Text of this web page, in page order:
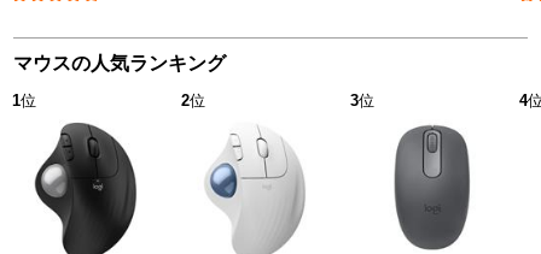
マウスの人気ランキング
1位 2位 3位 4